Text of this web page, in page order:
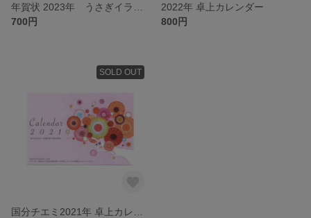
700円
2022年 卓上カレンダー
800円
SOLD OUT